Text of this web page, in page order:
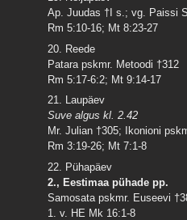
Ap. Juudas †I s.; vg. Paissi
Rm 5:10-16; Mt 8:23-27
20. Reede
Patara pskmr. Metoodi †312
Rm 5:17-6:2; Mt 9:14-17
21. Laupäev
Suve algus kl. 2.42
Mr. Julian †305; Ikonioni
Rm 3:19-26; Mt 7:1-8
22. Pühapäev
2., Eestimaa pühade pp.
Samosata pskmr. Euseevi
1. v. HE Mk 16:1-8